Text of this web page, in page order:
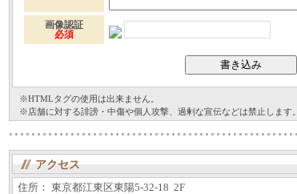
画像認証
必須
※HTMLタグの使用は出来ません。
※店舗に対する誹謗・中傷や個人攻撃、過剰な宣伝などは禁止します。
アクセス
住所： 東京都江東区東陽5-32-18 2F